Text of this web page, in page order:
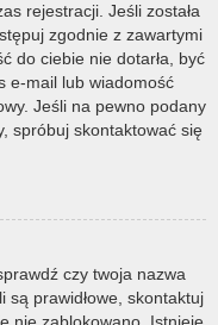
rejestracji. Jeśli została
zgodnie z zawartymi
do ciebie nie dotarła, być
e-mail lub wiadomość
Jeśli na pewno podany
spróbuj skontaktować się
czy twoja nazwa
są prawidłowe, skontaktuj